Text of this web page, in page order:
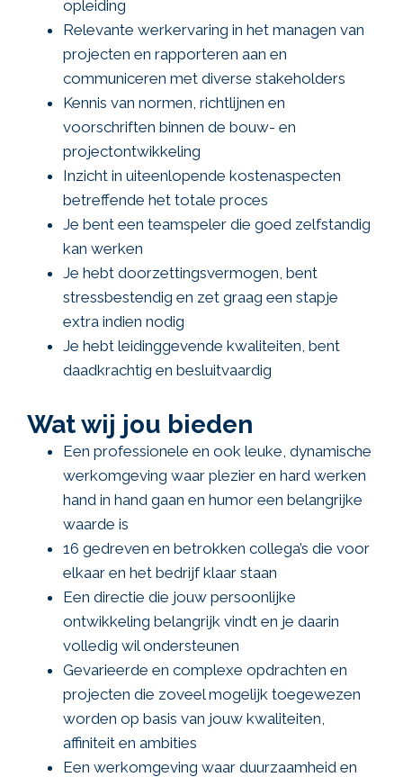
opleiding
Relevante werkervaring in het managen van
projecten en rapporteren aan en
communiceren met diverse stakeholders
Kennis van normen, richtlijnen en
voorschriften binnen de bouw- en
projectontwikkeling
Inzicht in uiteenlopende kostenaspecten
betreffende het totale proces
Je bent een teamspeler die goed zelfstandig
kan werken
Je hebt doorzettingsvermogen, bent
stressbestendig en zet graag een stapje
extra indien nodig
Je hebt leidinggevende kwaliteiten, bent
daadkrachtig en besluitvaardig
Wat wij jou bieden
Een professionele en ook leuke, dynamische
werkomgeving waar plezier en hard werken
hand in hand gaan en humor een belangrijke
waarde is
16 gedreven en betrokken collega’s die voor
elkaar en het bedrijf klaar staan
Een directie die jouw persoonlijke
ontwikkeling belangrijk vindt en je daarin
volledig wil ondersteunen
Gevarieerde en complexe opdrachten en
projecten die zoveel mogelijk toegewezen
worden op basis van jouw kwaliteiten,
affiniteit en ambities
Een werkomgeving waar duurzaamheid en